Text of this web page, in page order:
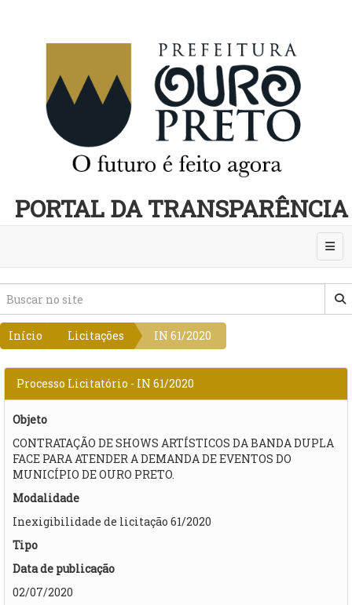
PORTAL DA TRANSPARÊNCIA
Início Licitações IN 61/2020
Processo Licitatório - IN 61/2020
Objeto
CONTRATAÇÃO DE SHOWS ARTÍSTICOS DA BANDA DUPLA
FACE PARA ATENDER A DEMANDA DE EVENTOS DO
MUNICÍPIO DE OURO PRETO.
Modalidade
Inexigibilidade de licitação 61/2020
Tipo
Data de publicação
02/07/2020